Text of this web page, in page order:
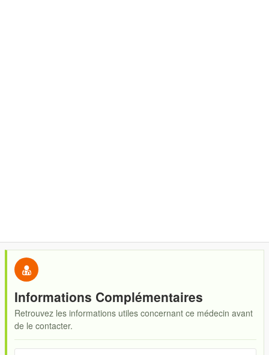
Informations Complémentaires
Retrouvez les informations utiles concernant ce médecin avant
de le contacter.